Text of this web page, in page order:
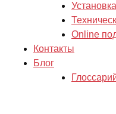
Online
Контакты
Блог